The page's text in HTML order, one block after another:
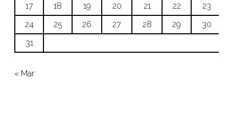
17
18 19 20 21 22
23
24
25 26 27 28 29
30
31
« Mar